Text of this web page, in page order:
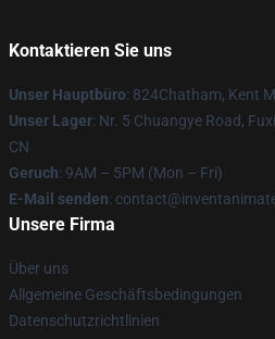
Kontaktieren Sie uns
Unser Hauptbüro: 824Chatham, Kent
Unser Lager: Nr. 5 Chuangye Road,
CN
Geruch: 9AM – 5PM (Mon – Fri)
E-Mail senden:
Unsere Firma
Über uns
Allgemeine Geschäftsbedingungen
Datenschutzrichtlinien